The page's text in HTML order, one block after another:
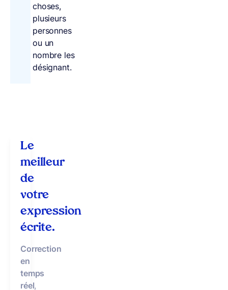
choses,
plusieurs
personnes
ou un
nombre les
désignant.
Le
meilleur
de
votre
expression
écrite.
Correction
en
temps
réel,